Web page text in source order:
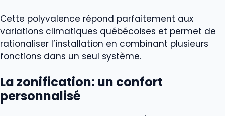
Cette polyvalence répond parfaitement aux
variations climatiques québécoises et permet de
rationaliser l’installation en combinant plusieurs
fonctions dans un seul système.
La zonification: un confort
personnalisé